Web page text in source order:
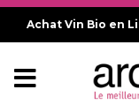
Achat Vin Bio en